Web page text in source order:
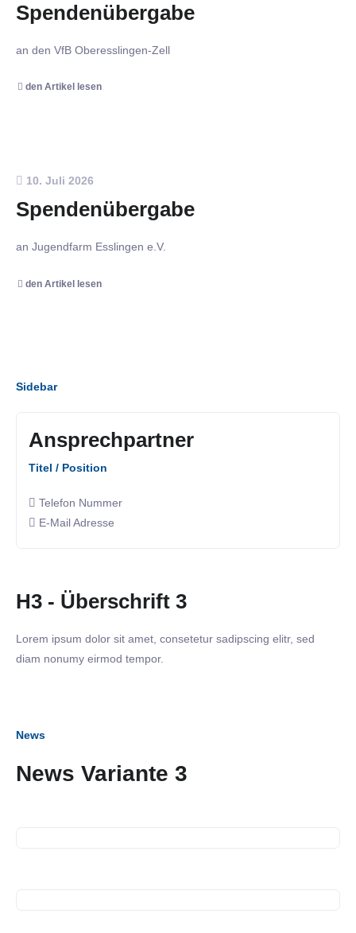
Spendenübergabe
an den VfB Oberesslingen-Zell
den Artikel lesen
10. Juli 2026
Spendenübergabe
an Jugendfarm Esslingen e.V.
den Artikel lesen
Sidebar
Ansprechpartner
Titel / Position
Telefon Nummer
E-Mail Adresse
H3 - Überschrift 3
Lorem ipsum dolor sit amet, consetetur sadipscing elitr, sed
diam nonumy eirmod tempor.
News
News Variante 3